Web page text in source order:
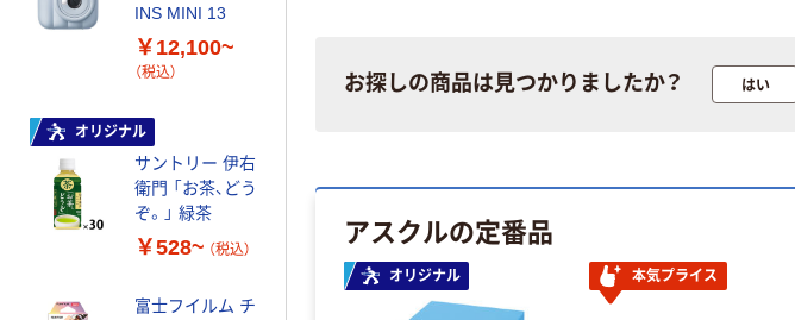
お探しの商品は見つかりましたか？ はい
アスクルの定番品
オリジナル 本気プライス
INS MINI 13
￥12,100~
（税込）
オリジナル
サントリー 伊右
衛門 「お茶、どう
ぞ。」 緑茶
￥528~ （税込）
富士フイルム チ
ケージ アスク
￥140~
【ガムテープ】ア
スクル 現場のチ
カラ 厚さ
0.22mm 布テー
プ
￥145~
￥124~ （税込）
レのおそうじシ
レクリーナー
トイレシート
本気プライス